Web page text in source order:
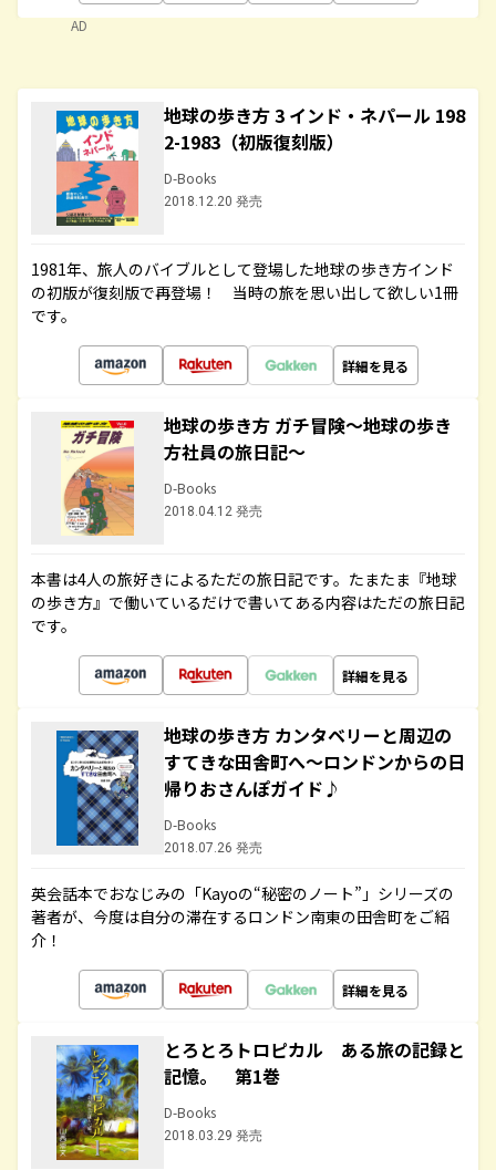
AD
地球の歩き方 3 インド・ネパール 198
2-1983（初版復刻版）
D-Books
2018.12.20 発売
1981年、旅人のバイブルとして登場した地球の歩き方インド
の初版が復刻版で再登場！ 当時の旅を思い出して欲しい1冊
です。
詳細を見る
地球の歩き方 ガチ冒険～地球の歩き
方社員の旅日記～
D-Books
2018.04.12 発売
本書は4人の旅好きによるただの旅日記です。たまたま『地球
の歩き方』で働いているだけで書いてある内容はただの旅日記
です。
詳細を見る
地球の歩き方 カンタベリーと周辺の
すてきな田舎町へ～ロンドンからの日
帰りおさんぽガイド♪
D-Books
2018.07.26 発売
英会話本でおなじみの「Kayoの“秘密のノート”」シリーズの
著者が、今度は自分の滞在するロンドン南東の田舎町をご紹
介！
詳細を見る
とろとろトロピカル ある旅の記録と
記憶。 第1巻
D-Books
2018.03.29 発売